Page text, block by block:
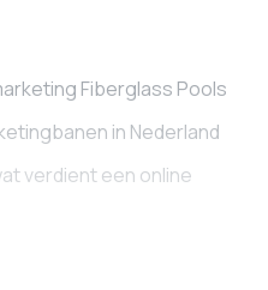
Fiberglass Pools
in Nederland
verdient een online